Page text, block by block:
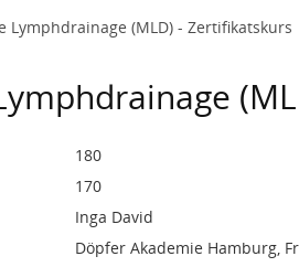
Lymphdrainage (MLD) - Zertifikatskurs
180
170
Inga David
Döpfer Akademie Hamburg,
28. Oktober 2027